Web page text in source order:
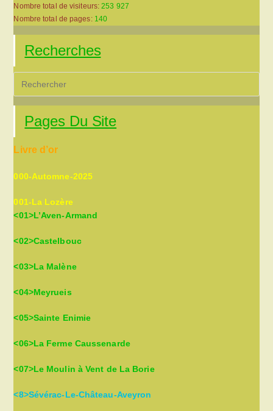
Nombre total de visiteurs:253 927
Nombre total de pages: 140
Recherches
Pages Du Site
Livre d’or
000-Automne-2025
001-La Lozère
<01>L’Aven-Armand
<02>Castelbouc
<03>La Malène
<04>Meyrueis
<05>Sainte Enimie
<06>La Ferme Caussenarde
<07>Le Moulin à Vent de La Borie
<8>Sévérac-Le-Château-Aveyron